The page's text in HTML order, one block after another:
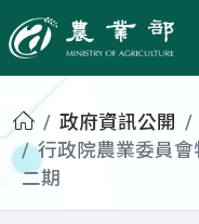
農業部
首頁政府資訊公開
行政院農業委員
二期